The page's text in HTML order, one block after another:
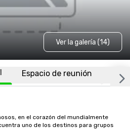
Ver la galería (14)
Espacio de reunión
en el corazón del mundialmente
uno de los destinos para grupos